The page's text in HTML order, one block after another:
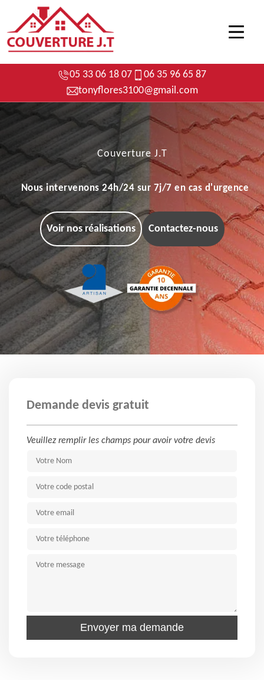
05 33 06 18 07
06 35 96 65 87
tonyflores3100@gmail.com
Couverture J.T
Nous intervenons 24h/24 sur 7j/7 en cas d'urgence
Voir nos réalisations Contactez-nous
Demande devis gratuit
Veuillez remplir les champs pour avoir votre devis